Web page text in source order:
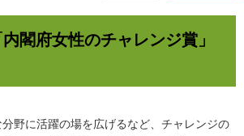
閣府女性のチャレンジ賞」
野に活躍の場を広げるなど、チャレンジの